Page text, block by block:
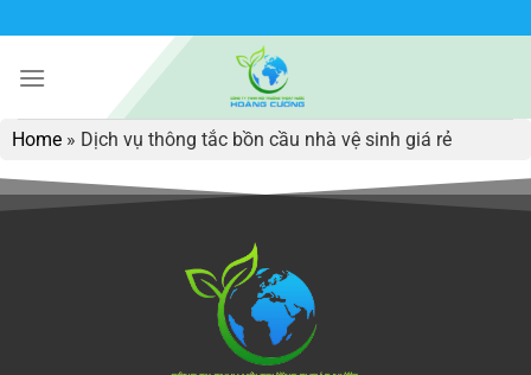
qua
nội
Home » Dịch vụ thông tắc bồn cầu nhà vệ sinh giá rẻ